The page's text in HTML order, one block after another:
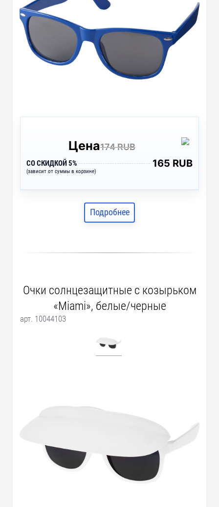
Цена174 RUB
СО СКИДКОЙ 5%
(зависит от суммы в корзине)
165 RUB
Подробнее
Очки солнцезащитные с козырьком
«Miami», белые/черные
арт. 10044103